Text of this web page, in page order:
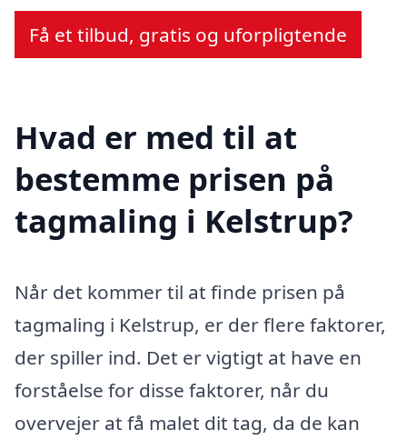
Få et tilbud, gratis og uforpligtende
Hvad er med til at
bestemme prisen på
tagmaling i Kelstrup?
Når det kommer til at finde prisen på
tagmaling i Kelstrup, er der flere faktorer,
der spiller ind. Det er vigtigt at have en
forståelse for disse faktorer, når du
overvejer at få malet dit tag, da de kan